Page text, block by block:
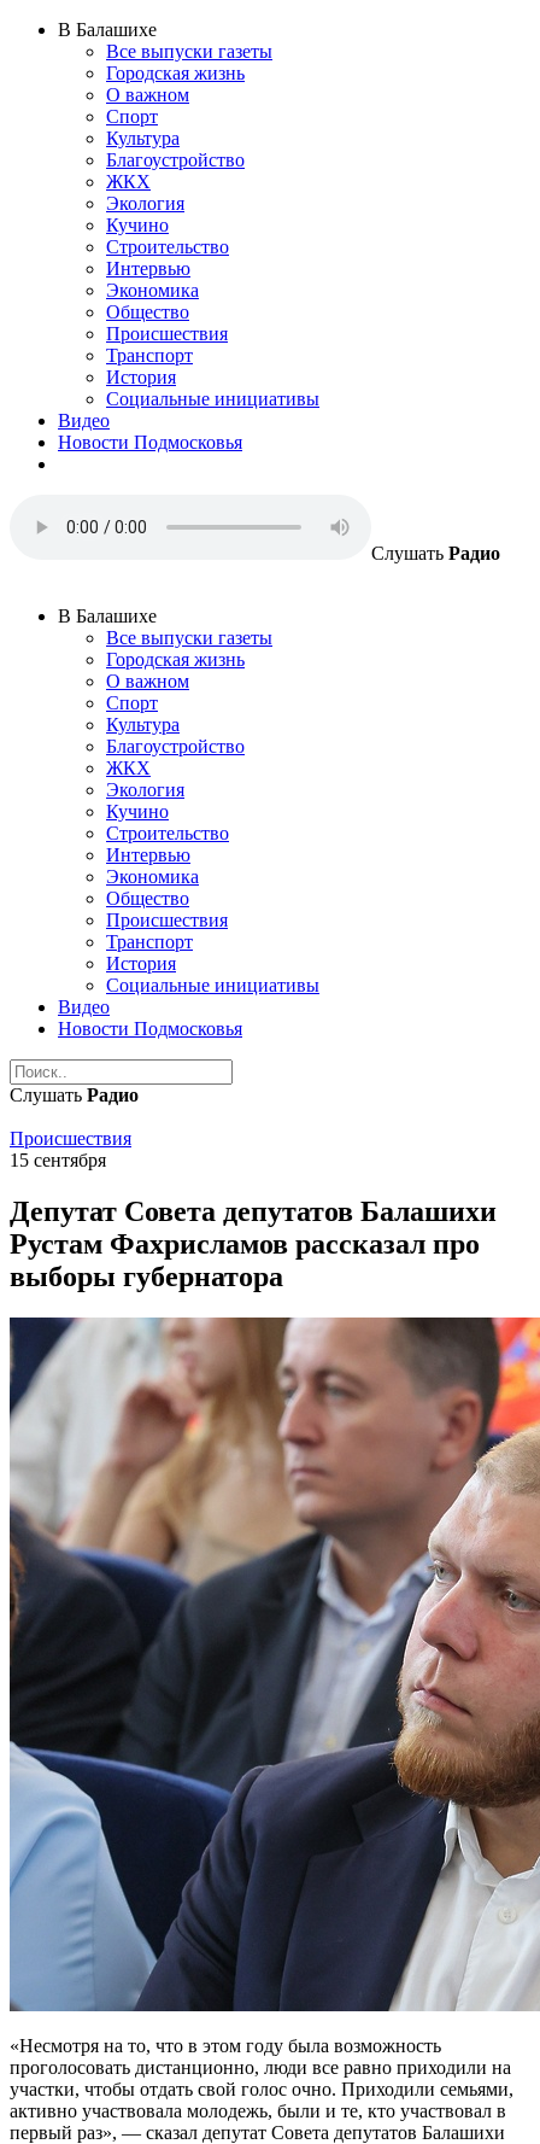
В Балашихе
Все выпуски газеты
Городская жизнь
О важном
Спорт
Культура
Благоустройство
ЖКХ
Экология
Кучино
Строительство
Интервью
Экономика
Общество
Происшествия
Транспорт
История
Социальные инициативы
Видео
Новости Подмосковья
Слушать Радио
В Балашихе
Все выпуски газеты
Городская жизнь
О важном
Спорт
Культура
Благоустройство
ЖКХ
Экология
Кучино
Строительство
Интервью
Экономика
Общество
Происшествия
Транспорт
История
Социальные инициативы
Видео
Новости Подмосковья
Слушать Радио
Происшествия
15 сентября
Депутат Совета депутатов Балашихи
Рустам Фахрисламов рассказал про
выборы губернатора
«Несмотря на то, что в этом году была возможность
проголосовать дистанционно, люди все равно приходили на
участки, чтобы отдать свой голос очно. Приходили семьями,
активно участвовала молодежь, были и те, кто участвовал в
первый раз», — сказал депутат Совета депутатов Балашихи